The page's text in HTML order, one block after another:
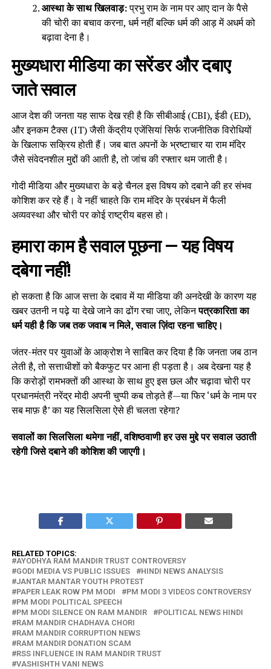
आस्था के साथ खिलवाड़:प्रभु राम के नाम पर आए दान के पैसे
की चोरी का बचाव करना, धर्म नहीं बल्कि धर्म की आड़ में अधर्म को
बढ़ावा देना है।
मुख्यधारा मीडिया का सरेंडर और दबाए
जाते सवाल
आज देश की जनता यह साफ देख रही है कि सीबीआई (CBI), ईडी (ED),
और इनकम टैक्स (IT) जैसी केंद्रीय एजेंसियां सिर्फ राजनीतिक विरोधियों
के खिलाफ सक्रिय होती हैं। जब बात अपनों के भ्रष्टाचार या राम मंदिर
जैसे संवेदनशील मुद्दों की आती है, तो जांच की रफ्तार थम जाती है।
गोदी मीडिया और मुख्यधारा के बड़े चैनल इस विषय को दबाने की हर संभव
कोशिश कर रहे हैं। वे नहीं चाहते कि राम मंदिर के प्रबंधन में फैली
अव्यवस्था और चोरी पर कोई राष्ट्रीय बहस हो।
हमारा काम है सवाल पूछना — यह विषय
दबेगा नहीं!
हो सकता है कि आज सत्ता के दबाव में या मीडिया की अनदेखी के कारण यह
खबर उतनी न पढ़े या देखे जाने का ढोंग रचा जाए, लेकिनपत्रकारिता का
धर्म यही है कि जब तक जवाब न मिले, सवाल ज़िंदा रहना चाहिए।
जंतर-मंतर पर युवाओं के आक्रोश ने साबित कर दिया है कि जनता जब ठान
लेती है, तो सत्ताधीशों को बैकफुट पर आना ही पड़ता है। अब देखना यह है
कि करोड़ों रामभक्तों की आस्था के साथ हुए इस छल और चढ़ावा चोरी पर
प्रधानमंत्री नरेंद्र मोदी अपनी चुप्पी कब तोड़ते हैं—या फिर ‘धर्म के नाम पर
सब माफ़ है’ का यह सिलसिला ऐसे ही चलता रहेगा?
सवालों का सिलसिला थमेगा नहीं, वशिष्ठवाणी हर उस मुद्दे पर सवाल उठाती
रहेगी जिसे दबाने की कोशिश की जाएगी।
RELATED TOPICS:
AYODHYA RAM MANDIR TRUST CONTROVERSY
GODI MEDIA VS PUBLIC ISSUES
HINDI NEWS ANALYSIS
JANTAR MANTAR YOUTH PROTEST
PAPER LEAK ROW PM MODI
PM MODI 3 VIDEOS CONTROVERSY
PM MODI POLITICAL SPEECH
PM MODI SILENCE ON RAM MANDIR
POLITICAL NEWS HINDI
RAM MANDIR CHADHAVA CHORI
RAM MANDIR CORRUPTION NEWS
RAM MANDIR DONATION SCAM
RSS INFLUENCE IN RAM MANDIR TRUST
VASHISHTH VANI NEWS